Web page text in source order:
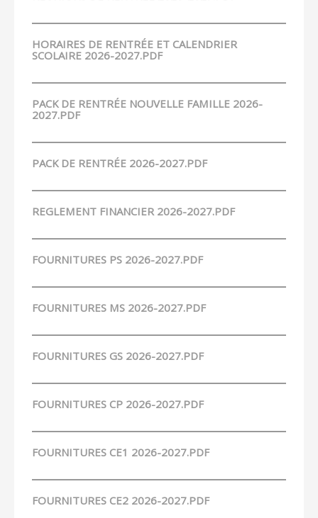
HORAIRES DE RENTRÉE ET CALENDRIER
SCOLAIRE 2026-2027.PDF
PACK DE RENTRÉE NOUVELLE FAMILLE 2026-
2027.PDF
PACK DE RENTRÉE 2026-2027.PDF
REGLEMENT FINANCIER 2026-2027.PDF
FOURNITURES PS 2026-2027.PDF
FOURNITURES MS 2026-2027.PDF
FOURNITURES GS 2026-2027.PDF
FOURNITURES CP 2026-2027.PDF
FOURNITURES CE1 2026-2027.PDF
FOURNITURES CE2 2026-2027.PDF